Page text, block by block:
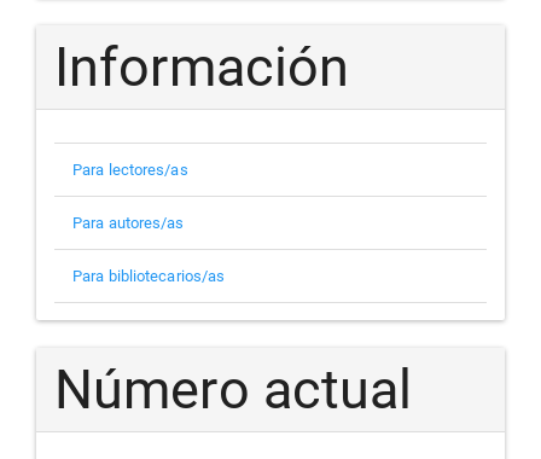
Información
Para lectores/as
Para autores/as
Para bibliotecarios/as
Número actual